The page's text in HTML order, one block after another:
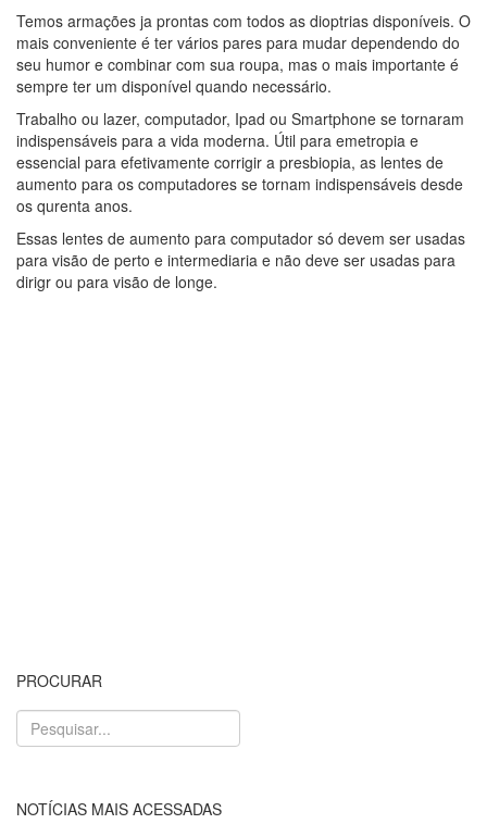
Temos armações ja prontas com todos as dioptrias disponíveis. O
mais conveniente é ter vários pares para mudar dependendo do
seu humor e combinar com sua roupa, mas o mais importante é
sempre ter um disponível quando necessário.
Trabalho ou lazer, computador, Ipad ou Smartphone se tornaram
indispensáveis para a vida moderna. Útil para emetropia e
essencial para efetivamente corrigir a presbiopia, as lentes de
aumento para os computadores se tornam indispensáveis ​​desde
os qurenta anos.
Essas lentes de aumento para computador só devem ser usadas
para visão de perto e intermediaria e não deve ser usadas para
dirigr ou para visão de longe.
PROCURAR
NOTÍCIAS MAIS ACESSADAS